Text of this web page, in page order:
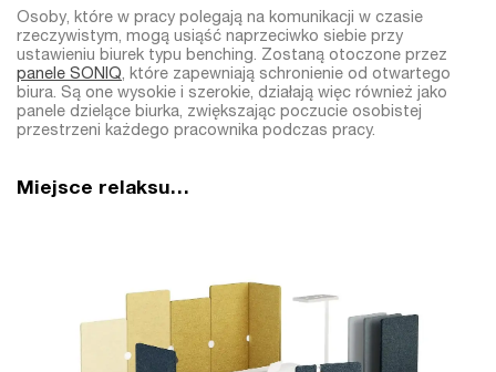
Osoby, które w pracy polegają na komunikacji w czasie
rzeczywistym, mogą usiąść naprzeciwko siebie przy
ustawieniu biurek typu benching. Zostaną otoczone przez
panele SONIQ, które zapewniają schronienie od otwartego
biura. Są one wysokie i szerokie, działają więc również jako
panele dzielące biurka, zwiększając poczucie osobistej
przestrzeni każdego pracownika podczas pracy.
Miejsce relaksu…